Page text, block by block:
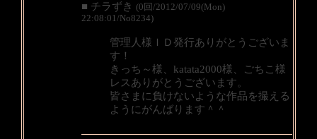
■ チラずき (0回/2012/07/09(Mon)
22:08:01/No8234)
管理人様ＩＤ発行ありがとうございま
す！
きっち～様、katata2000様、ごちこ様
レスありがとうございます。
皆さまに負けないような作品を撮える
ようにがんばります＾＾